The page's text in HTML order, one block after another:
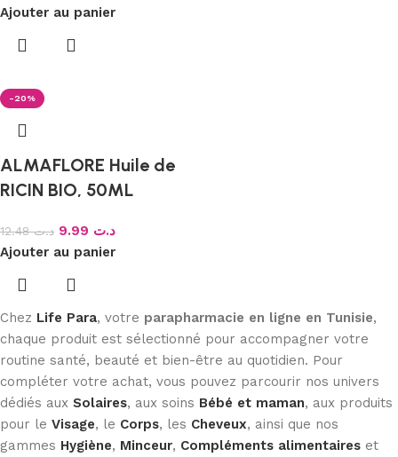
Ajouter au panier
-20%
ALMAFLORE Huile de
RICIN BIO, 50ML
د.ت12.48 د.ت
Ajouter au panier
Chez Life Para, votre parapharmacie en ligne en Tunisie,
chaque produit est sélectionné pour accompagner votre
routine santé, beauté et bien-être au quotidien. Pour
compléter votre achat, vous pouvez parcourir nos univers
dédiés aux Solaires, aux soins Bébé et maman, aux produits
pour le Visage, le Corps, les Cheveux, ainsi que nos
gammes Hygiène, Minceur, Compléments alimentaires et